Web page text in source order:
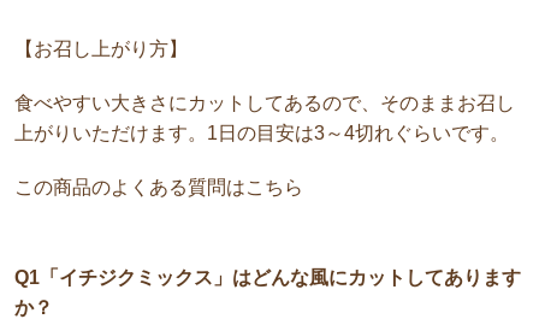
【お召し上がり方】
食べやすい大きさにカットしてあるので、そのままお召し
上がりいただけます。1日の目安は3～4切れぐらいです。
この商品のよくある質問はこちら
Q1「イチジクミックス」はどんな風にカットしてあります
か？